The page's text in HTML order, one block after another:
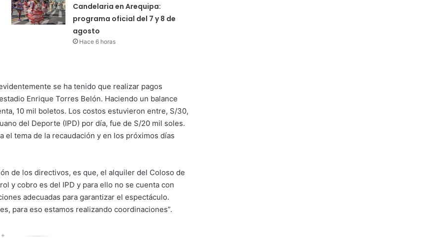
Candelaria en Arequipa:
programa oficial del 7 y 8 de
agosto
Hace 6 horas
se ha tenido que realizar pagos
Enrique Torres Belón. Haciendo un balance
10 mil boletos. Los costos estuvieron entre, S/30,
del Deporte (IPD) por día, fue de S/20 mil soles.
el tema de la recaudación y en los próximos días
de los directivos, es que, el alquiler del Coloso de
y cobro es del IPD y para ello no se cuenta con
adecuadas para garantizar el espectáculo.
para eso estamos realizando coordinaciones”.
✦